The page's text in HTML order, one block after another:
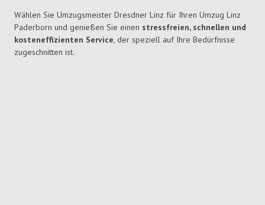
Wählen Sie Umzugsmeister Dresdner Linz für Ihren Umzug Linz
Paderborn und genießen Sie einen stressfreien, schnellen und
kosteneffizienten Service, der speziell auf Ihre Bedürfnisse
zugeschnitten ist.